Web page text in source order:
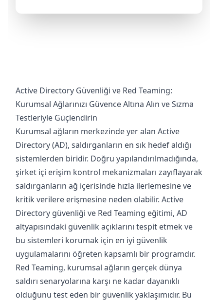
Active Directory Güvenliği ve Red Teaming:
Kurumsal Ağlarınızı Güvence Altına Alın ve Sızma
Testleriyle Güçlendirin
Kurumsal ağların merkezinde yer alan Active
Directory (AD), saldırganların en sık hedef aldığı
sistemlerden biridir. Doğru yapılandırılmadığında,
şirket içi erişim kontrol mekanizmaları zayıflayarak
saldırganların ağ içerisinde hızla ilerlemesine ve
kritik verilere erişmesine neden olabilir. Active
Directory güvenliği ve Red Teaming eğitimi, AD
altyapısındaki güvenlik açıklarını tespit etmek ve
bu sistemleri korumak için en iyi güvenlik
uygulamalarını öğreten kapsamlı bir programdır.
Red Teaming, kurumsal ağların gerçek dünya
saldırı senaryolarına karşı ne kadar dayanıklı
olduğunu test eden bir güvenlik yaklaşımıdır. Bu